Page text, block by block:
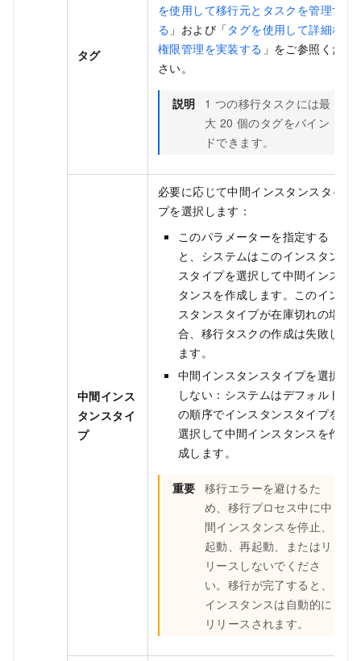
タグ
を使用して移行元とタスクを管理す
る 」および「タグを使用して詳細な
権限管理を実装する 」をご参照くだ
さい。
説明
1 つの移行タスクには最
大 20 個のタグをバイン
ドできます。
中間インス
タンスタイ
プ
必要に応じて中間インスタンスタイ
プを選択します：
このパラメーターを指定する
と、システムはこのインスタン
スタイプを選択して中間インス
タンスを作成します。このイン
スタンスタイプが在庫切れの場
合、移行タスクの作成は失敗し
ます。
中間インスタンスタイプを選択
しない：システムはデフォルト
の順序でインスタンスタイプを
選択して中間インスタンスを作
成します。
重要 移行エラーを避けるた
め、移行プロセス中に中
間インスタンスを停止、
起動、再起動、またはリ
リースしないでくださ
い。移行が完了すると、
インスタンスは自動的に
リリースされます。